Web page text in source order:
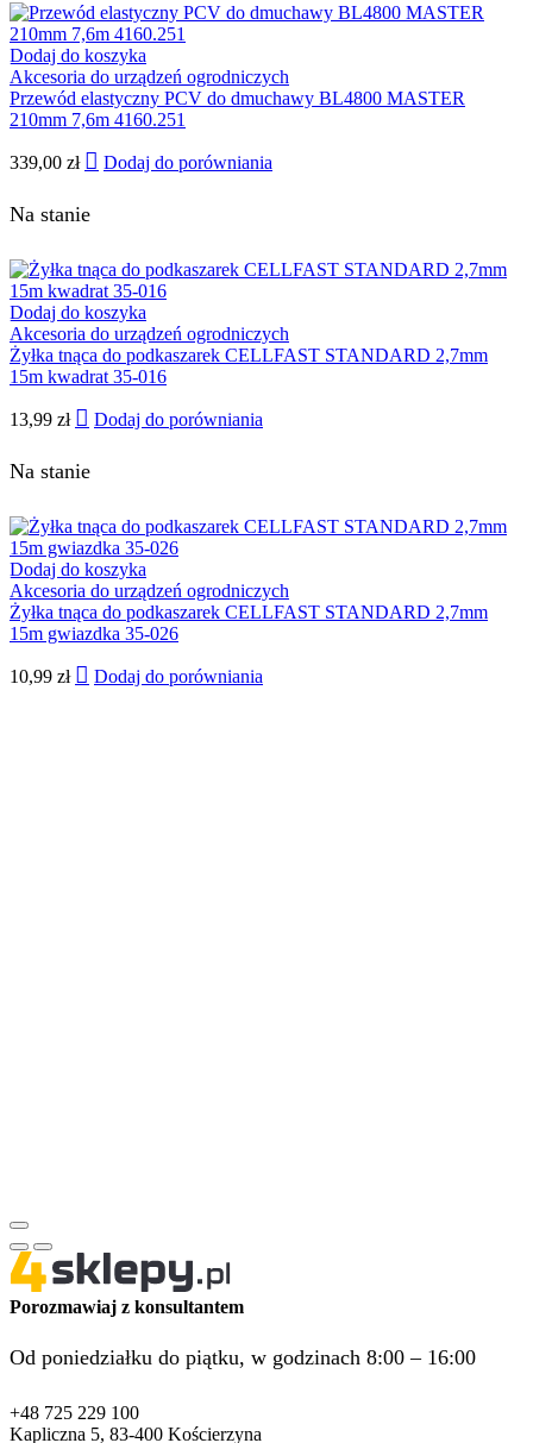
Dodaj do koszyka
Akcesoria do urządzeń ogrodniczych
Przewód elastyczny PCV do dmuchawy BL4800 MASTER
210mm 7,6m 4160.251
339,00 zł Dodaj do porówniania
Na stanie
Dodaj do koszyka
Akcesoria do urządzeń ogrodniczych
Żyłka tnąca do podkaszarek CELLFAST STANDARD 2,7mm
15m kwadrat 35-016
13,99 zł Dodaj do porówniania
Na stanie
Dodaj do koszyka
Akcesoria do urządzeń ogrodniczych
Żyłka tnąca do podkaszarek CELLFAST STANDARD 2,7mm
15m gwiazdka 35-026
10,99 zł Dodaj do porówniania
Porozmawiaj z konsultantem
Od poniedziałku do piątku, w godzinach 8:00 – 16:00
+48 725 229 100
Kapliczna 5, 83-400 Kościerzyna